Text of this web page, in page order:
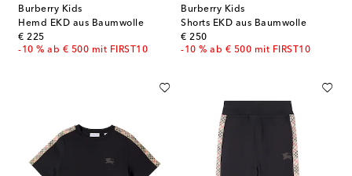
Burberry Kids
Hemd EKD aus Baumwolle
€ 225
original price
-10 % ab € 500 mit FIRST10
Burberry Kids
Shorts EKD aus Baumwolle
€ 250
original price
-10 % ab € 500 mit FIRST10